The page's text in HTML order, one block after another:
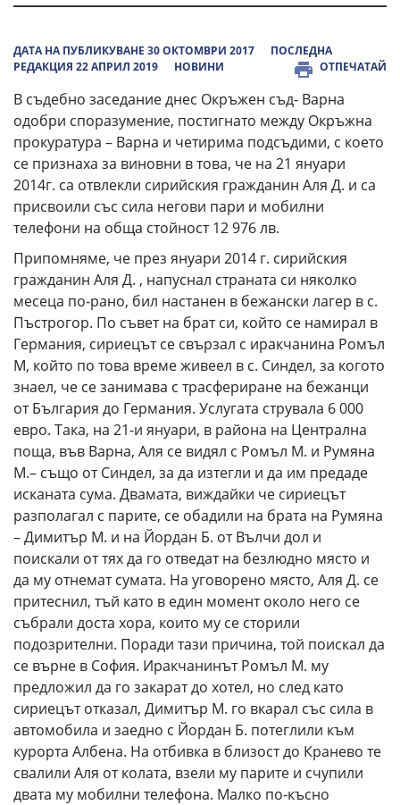
ДАТА НА ПУБЛИКУВАНЕ 30 ОКТОМВРИ 2017
ПОСЛЕДНА
РЕДАКЦИЯ 22 АПРИЛ 2019
НОВИНИ ОТПЕЧАТАЙ
В съдебно заседание днес Окръжен съд- Варна
одобри споразумение, постигнато между Окръжна
прокуратура – Варна и четирима подсъдими, с което
се признаха за виновни в това, че на 21 януари
2014г. са отвлекли сирийския гражданин Аля Д. и са
присвоили със сила негови пари и мобилни
телефони на обща стойност 12 976 лв.
Припомняме, че през януари 2014 г. сирийския
гражданин Аля Д. , напуснал страната си няколко
месеца по-рано, бил настанен в бежански лагер в с.
Пъстрогор. По съвет на брат си, който се намирал в
Германия, сириецът се свързал с иракчанина Ромъл
М, който по това време живеел в с. Синдел, за когото
знаел, че се занимава с трасфериране на бежанци
от България до Германия. Услугата струвала 6 000
евро. Така, на 21-и януари, в района на Централна
поща, във Варна, Аля се видял с Ромъл М. и Румяна
М.– също от Синдел, за да изтегли и да им предаде
исканата сума. Двамата, виждайки че сириецът
разполагал с парите, се обадили на брата на Румяна
– Димитър М. и на Йордан Б. от Вълчи дол и
поискали от тях да го отведат на безлюдно място и
да му отнемат сумата. На уговорено място, Аля Д. се
притеснил, тъй като в един момент около него се
събрали доста хора, които му се сторили
подозрителни. Поради тази причина, той поискал да
се върне в София. Иракчанинът Ромъл М. му
предложил да го закарат до хотел, но след като
сириецът отказал, Димитър М. го вкарал със сила в
автомобила и заедно с Йордан Б. потеглили към
курорта Албена. На отбивка в близост до Кранево те
свалили Аля от колата, взели му парите и счупили
двата му мобилни телефона. Малко по-късно